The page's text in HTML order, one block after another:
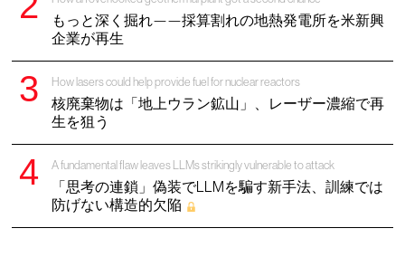
もっと深く掘れ——採算割れの地熱発電所を米新興
企業が再生
How lasers could help provide fuel for nuclear reactors
核廃棄物は「地上ウラン鉱山」、レーザー濃縮で再
生を狙う
A fundamental flaw leaves LLMs strikingly vulnerable to attack
「思考の連鎖」偽装でLLMを騙す新手法、訓練では
防げない構造的欠陥